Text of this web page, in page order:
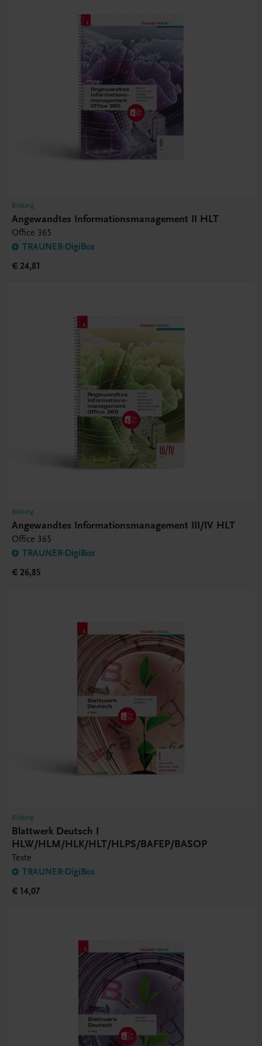
Bildung
Angewandtes Informationsmanagement II HLT
Office 365
TRAUNER-DigiBox
€ 24,81
Bildung
Angewandtes Informationsmanagement III/IV HLT
Office 365
TRAUNER-DigiBox
€ 26,85
Bildung
Blattwerk Deutsch I
HLW/HLM/HLK/HLT/HLPS/BAFEP/BASOP
Texte
TRAUNER-DigiBox
€ 14,07